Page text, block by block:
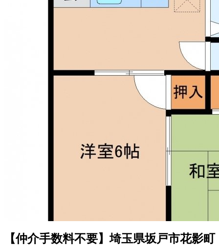
【仲介手数料不要】埼玉県坂戸市花影町